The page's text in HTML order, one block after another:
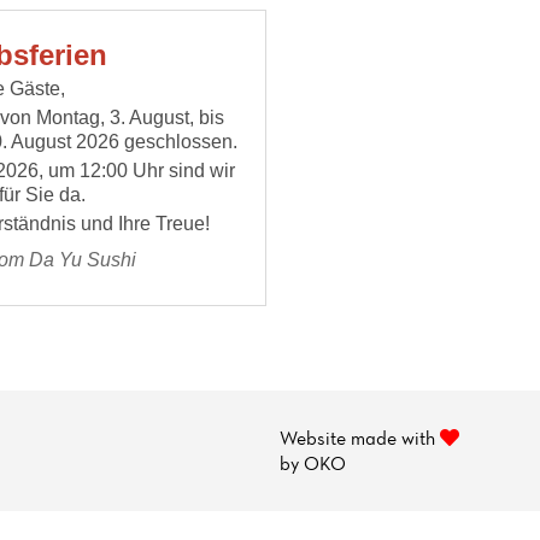
Gäste,
Montag, 3. August, bis
August 2026 geschlossen.
um 12:00 Uhr sind wir
Sie da.
und Ihre Treue!
Da Yu Sushi
Website made with
by OKO